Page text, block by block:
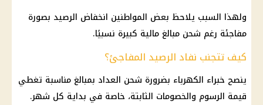
ولهذا السبب يلاحظ بعض المواطنين انخفاض الرصيد بصورة
مفاجئة رغم شحن مبالغ مالية كبيرة نسبيًا.
كيف تتجنب نفاد الرصيد المفاجئ؟
ينصح خبراء الكهرباء بضرورة شحن العداد بمبالغ مناسبة تغطي
قيمة الرسوم والخصومات الثابتة، خاصة في بداية كل شهر.